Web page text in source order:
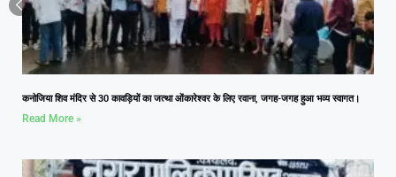
कनोजिया शिव मंदिर से 30 कावड़ियों का जत्था ओंकारेश्वर के लिए रवाना, जगह-जगह हुआ भव्य स्वागत।
Read More »